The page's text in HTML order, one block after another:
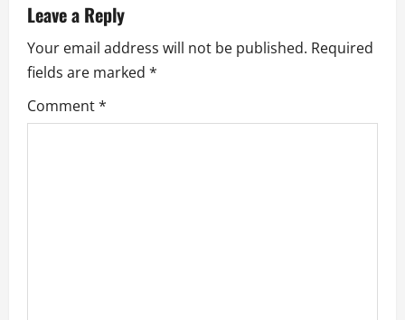
a
v
i
g
Leave a Reply
Your email address will not be published. Required
fields are marked *
Comment*